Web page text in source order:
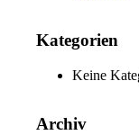
Kategorien
Keine
Archiv